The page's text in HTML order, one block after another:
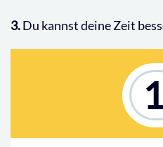
3.Du kannst deine Zeit